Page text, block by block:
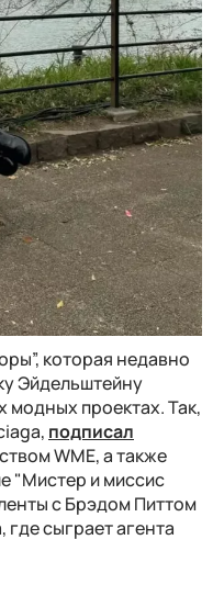
которая недавно
Эйдельштейну
модных проектах. Так,
подписал
WME, а также
"Мистер и миссис
с Брэдом Питтом
сыграет агента